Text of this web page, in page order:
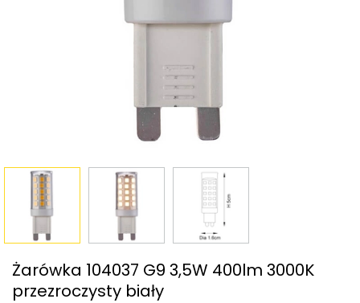
Żarówka 104037 G9 3,5W 400lm 3000K
przezroczysty biały